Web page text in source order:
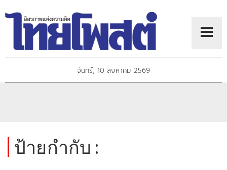
จันทร์, 10 สิงหาคม 2569
ป้ายกำกับ :